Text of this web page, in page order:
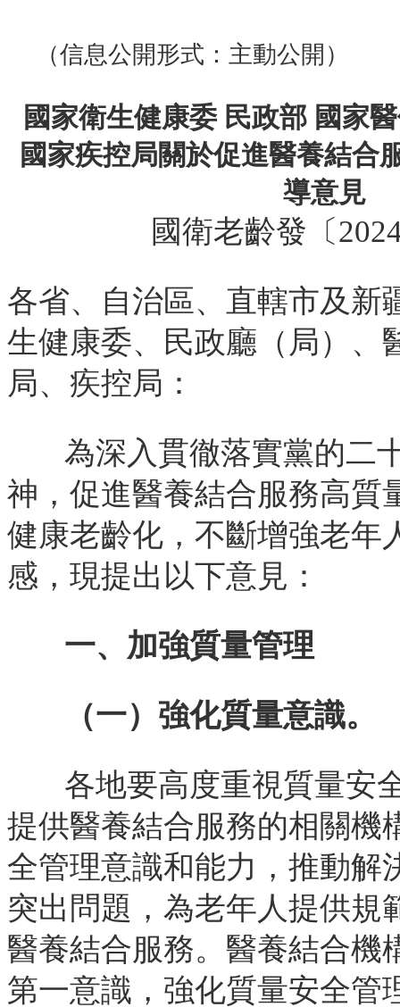
（信息公開形式：主動公開）
國家衛生健康委 民政部 國家
國家疾控局關於促進醫養結合
導意見
國衛老齡發〔
各省、自治區、直轄市及新
生健康委、民政廳（局）、
局、疾控局：
為深入貫徹落實黨的二
神，促進醫養結合服務高質
健康老齡化，不斷增強老年
感，現提出以下意見：
一、加強質量管理
（一）強化質量意識。
各地要高度重視質量安
提供醫養結合服務的相關機
全管理意識和能力，推動解
突出問題，為老年人提供規
醫養結合服務。醫養結合機
第一意識，強化質量安全管